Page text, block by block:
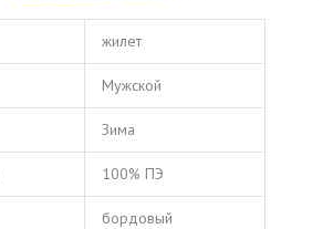
жилет
Мужской
Зима
100% ПЭ
бордовый